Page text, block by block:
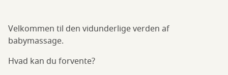
Velkommen til den vidunderlige verden af
babymassage.
Hvad kan du forvente?